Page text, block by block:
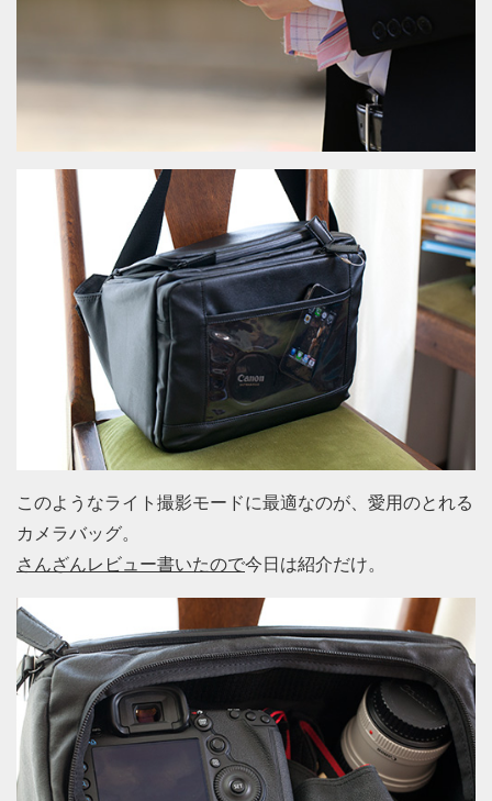
このようなライト撮影モードに最適なのが、愛用のとれる
カメラバッグ。
さんざんレビュー書いたので今日は紹介だけ。